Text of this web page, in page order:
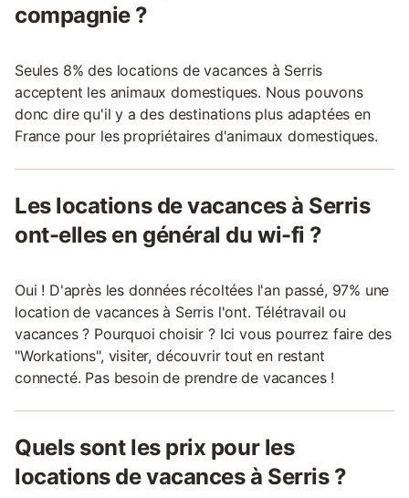
compagnie ?
Seules 8% des locations de vacances à Serris
acceptent les animaux domestiques. Nous pouvons
donc dire qu'il y a des destinations plus adaptées en
France pour les propriétaires d'animaux domestiques.
Les locations de vacances à Serris
ont-elles en général du wi-fi ?
Oui ! D'après les données récoltées l'an passé, 97% une
location de vacances à Serris l'ont. Télétravail ou
vacances ? Pourquoi choisir ? Ici vous pourrez faire des
"Workations", visiter, découvrir tout en restant
connecté. Pas besoin de prendre de vacances !
Quels sont les prix pour les
locations de vacances à Serris ?